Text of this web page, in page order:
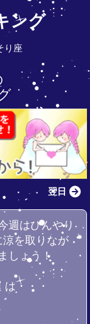
ング
り座
翌日
週はひんやり
を取りなが
しょう！
・・・